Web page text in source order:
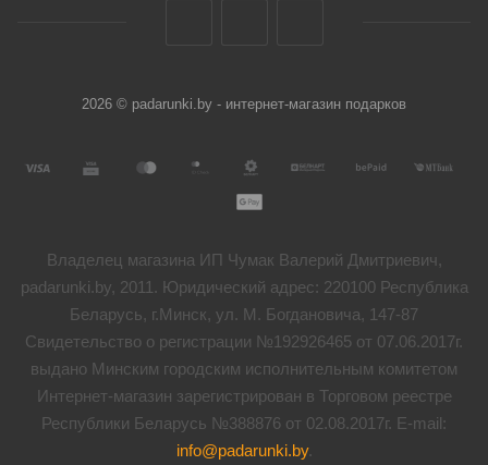
2026 © padarunki.by - интернет-магазин подарков
Владелец магазина ИП Чумак Валерий Дмитриевич,
padarunki.by, 2011. Юридический адрес: 220100 Республика
Беларусь, г.Минск, ул. М. Богдановича, 147-87
Свидетельство о регистрации №192926465 от 07.06.2017г.
выдано Минским городским исполнительным комитетом
Интернет-магазин зарегистрирован в Торговом реестре
Республики Беларусь №388876 от 02.08.2017г. E-mail:
info@padarunki.by.